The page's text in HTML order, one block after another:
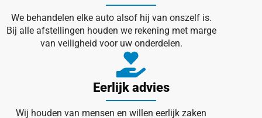
We behandelen elke auto alsof hij van onszelf is.
Bij alle afstellingen houden we rekening met marge
van veiligheid voor uw onderdelen.
Eerlijk advies
Wij houden van mensen en willen eerlijk zaken